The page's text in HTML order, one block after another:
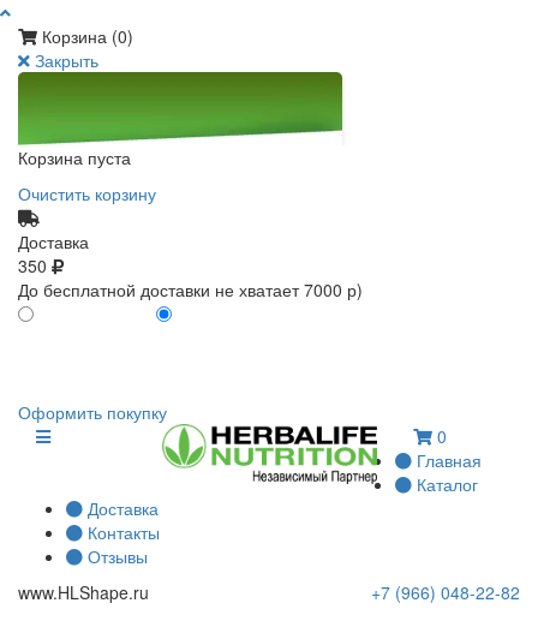
Корзина (0)
Закрыть
Корзина пуста
Очистить корзину
Доставка
350
До бесплатной доставки не хватает 7000 р)
Оформить покупку
0
Главная
Каталог
Доставка
Контакты
Отзывы
www.HLShape.ru +7 (966) 048-22-82